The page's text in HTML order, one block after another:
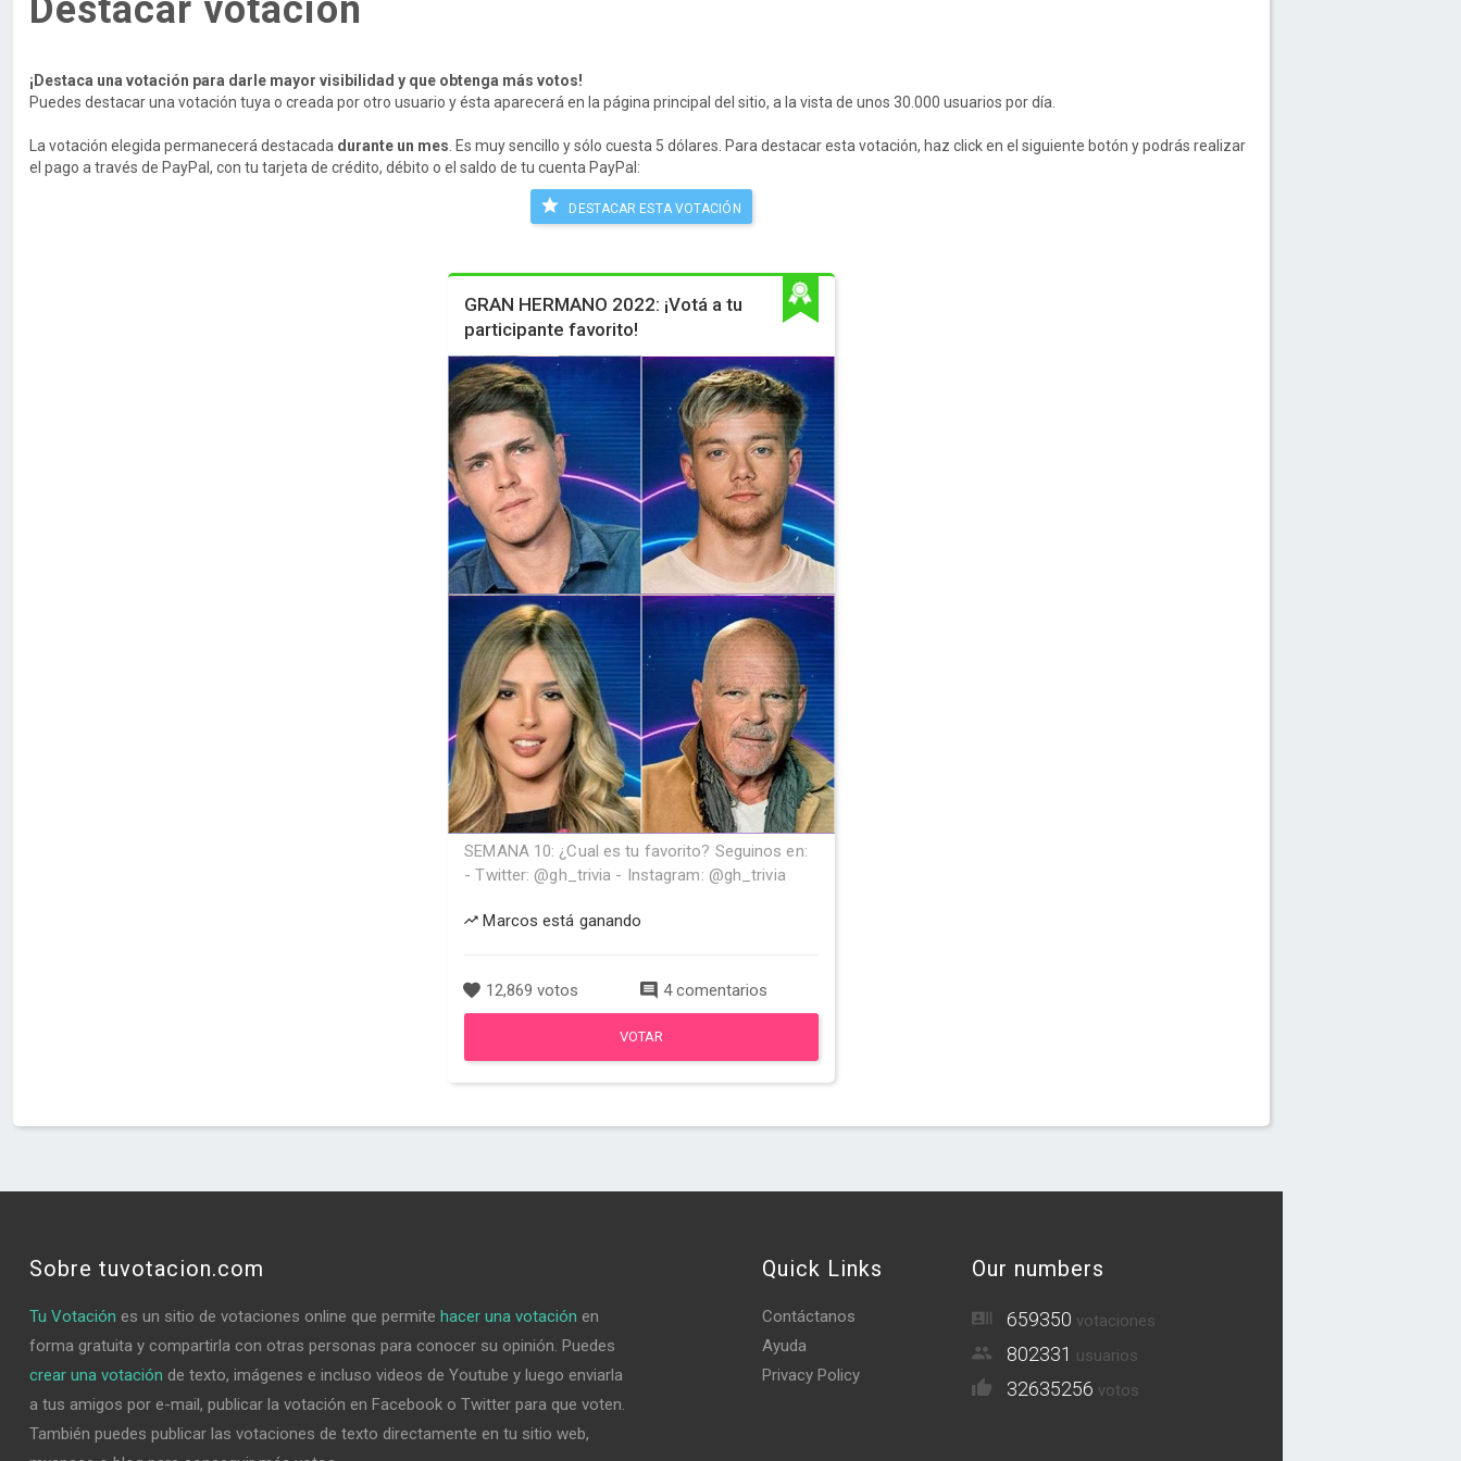
Destacar votación
¡Destaca una votación para darle mayor visibilidad y que obtenga más votos!
Puedes destacar una votación tuya o creada por otro usuario y ésta aparecerá en la página principal del sitio, a la vista de unos 30.000 usuarios por día.
La votación elegida permanecerá destacada durante un mes . Es muy sencillo y sólo cuesta 5 dólares. Para destacar esta votación, haz click en el siguiente botón y podrás realizar
el pago a través de PayPal, con tu tarjeta de crédito, débito o el saldo de tu cuenta PayPal:
DESTACAR ESTA VOTACIÓN
GRAN HERMANO 2022: ¡Votá a tu
participante favorito!
SEMANA 10: ¿Cual es tu favorito? Seguinos en:
- Twitter: @gh_trivia - Instagram: @gh_trivia
Marcos está ganando
12,869 votos 4 comentarios
VOTAR
Sobre tuvotacion.com
Tu Votación es un sitio de votaciones online que permite hacer una votación en
forma gratuita y compartirla con otras personas para conocer su opinión. Puedes
crear una votación de texto, imágenes e incluso videos de Youtube y luego enviarla
a tus amigos por e-mail, publicar la votación en Facebook o Twitter para que voten.
También puedes publicar las votaciones de texto directamente en tu sitio web,
Quick Links
Contáctanos
Ayuda
Privacy Policy
Our numbers
659350 votaciones
802331 usuarios
32635256 votos